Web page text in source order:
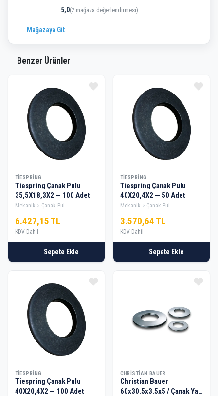
5,0(2 mağaza değerlendirmesi)
Mağazaya Git
Benzer Ürünler
TIESPRING
Tiespring Çanak Pulu
35,5X18,3X2 — 100 Adet
Mekanik Çanak Pul
6.427,15 TL
KDV Dahil
Sepete Ekle
TIESPRING
Tiespring Çanak Pulu
40X20,4X2 — 50 Adet
Mekanik Çanak Pul
3.570,64 TL
KDV Dahil
Sepete Ekle
TIESPRING
Tiespring Çanak Pulu
40X20,4X2 — 100 Adet
CHRISTIAN BAUER
Christian Bauer
60x30.5x3.5x5 / Çanak Yay